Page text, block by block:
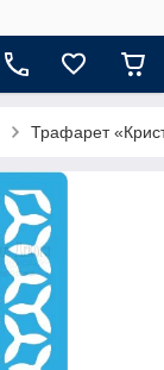
Трафарет